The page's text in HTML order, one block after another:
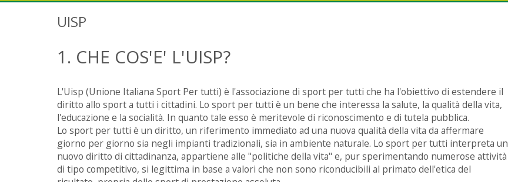
UISP
1. CHE COS'E' L'UISP?
L'Uisp (Unione Italiana Sport Per tutti) è l'associazione di sport per tutti che ha l'obiettivo di estendere il
diritto allo sport a tutti i cittadini. Lo sport per tutti è un bene che interessa la salute, la qualità della vita,
l'educazione e la socialità. In quanto tale esso è meritevole di riconoscimento e di tutela pubblica.
Lo sport per tutti è un diritto, un riferimento immediato ad una nuova qualità della vita da affermare
giorno per giorno sia negli impianti tradizionali, sia in ambiente naturale. Lo sport per tutti interpreta un
nuovo diritto di cittadinanza, appartiene alle "politiche della vita" e, pur sperimentando numerose attività
di tipo competitivo, si legittima in base a valori che non sono riconducibili al primato dell'etica del